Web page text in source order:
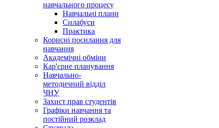
навчального процесу
Навчальні плани
Силабуси
Практика
Корисні посилання для
навчання
Академічні обміни
Кар'єрне планування
Навчально-
методичний відділ
ЧНУ
Захист прав студентів
Графіки навчання та
постійний розклад